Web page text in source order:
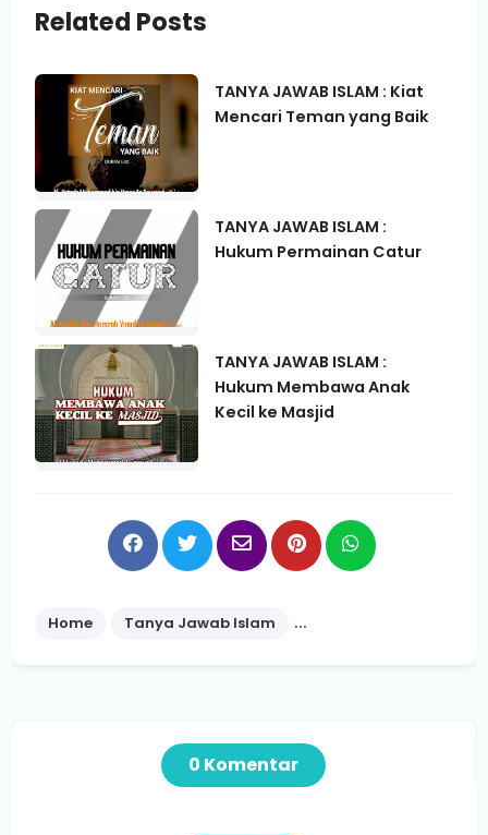
Related Posts
TANYA JAWAB ISLAM : Kiat
Mencari Teman yang Baik
TANYA JAWAB ISLAM :
Hukum Permainan Catur
TANYA JAWAB ISLAM :
Hukum Membawa Anak
Kecil ke Masjid
Home Tanya Jawab Islam
0 Komentar